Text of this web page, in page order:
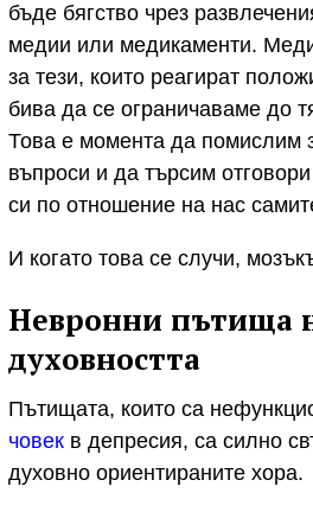
бъде бягство чрез
медии или медикаменти.
за тези, които реагират
бива да се ограничаваме до
Това е момента да помислим
въпроси и да търсим
си по отношение на нас
И когато това се случи,
Невронни пътища
духовността
Пътищата, които са
човек в депресия, са силно
духовно ориентираните хора.